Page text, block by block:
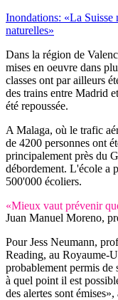
Inondations: «La Suisse
naturelles»
Dans la région de
mises en oeuvre dans
classes ont par ailleurs
des trains entre Madrid
été repoussée.
A Malaga, où le trafic
de 4200 personnes ont
principalement près du
débordement. L'école a
500'000 écoliers.
«Mieux vaut prévenir
Juan Manuel Moreno,
Pour Jess Neumann,
Reading, au Royaume-
probablement permis de
à quel point il est
des alertes sont